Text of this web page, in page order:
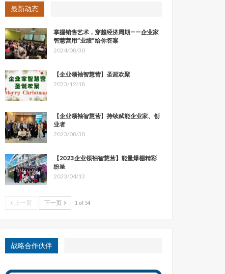
最新动态
掌握销售艺术，穿越经济周期——企业家
智慧营用“业绩”给你答案
2024/08/30
【企业领袖智慧营】圣诞欢聚
2023/12/18
【企业领袖智慧营】持续赋能企业家、创
业者
2023/08/30
【2023企业领袖智慧营】能量爆棚精彩
纷呈
2023/04/13
上一页 下一页 1 of 54
战略合作伙伴